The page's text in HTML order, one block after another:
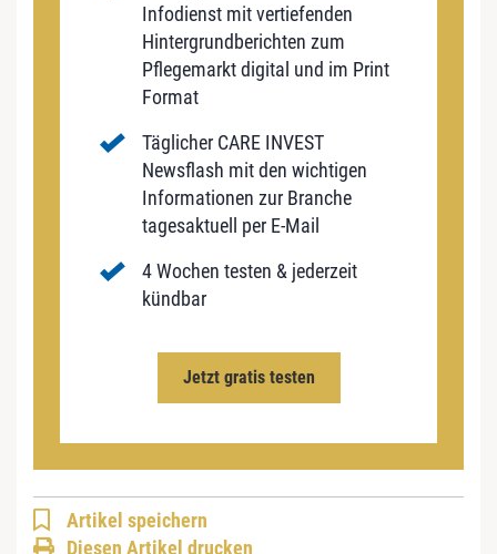
Infodienst mit vertiefenden
Hintergrundberichten zum
Pflegemarkt digital und im Print
Format
Täglicher CARE INVEST
Newsflash mit den wichtigen
Informationen zur Branche
tagesaktuell per E-Mail
4 Wochen testen & jederzeit
kündbar
Jetzt gratis testen
Artikel speichern
Diesen Artikel drucken